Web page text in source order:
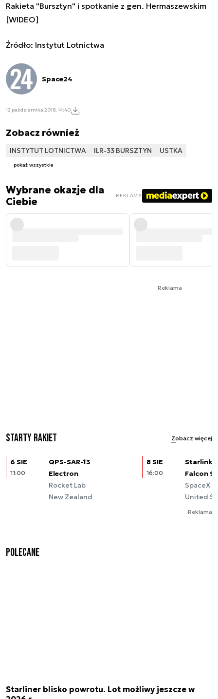
Rakieta "Bursztyn" i spotkanie z gen. Hermaszewskim
[WIDEO]
Źródło: Instytut Lotnictwa
Space24
12 października 2018, 14:40
Zobacz również
INSTYTUT LOTNICTWA ILR-33 BURSZTYN USTKA
pokaż wszystkie
Wybrane okazje dla
Ciebie
REKLAMA
Reklama
Starty rakiet Zobacz więcej
6 SIE
11:00
QPS-SAR-13
Electron
Rocket Lab
New Zealand
8 SIE
16:00
Starlink
Falcon 9
SpaceX
United
Reklama
Polecane
Starliner blisko powrotu. Lot możliwy jeszcze w